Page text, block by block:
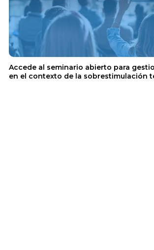
Accede al seminario abierto para
en el contexto de la sobrestimulación